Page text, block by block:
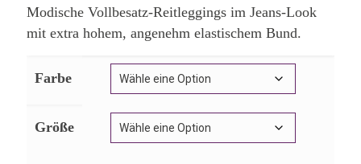
Modische Vollbesatz-Reitleggings im Jeans-Look
mit extra hohem, angenehm elastischem Bund.
Farbe
Größe